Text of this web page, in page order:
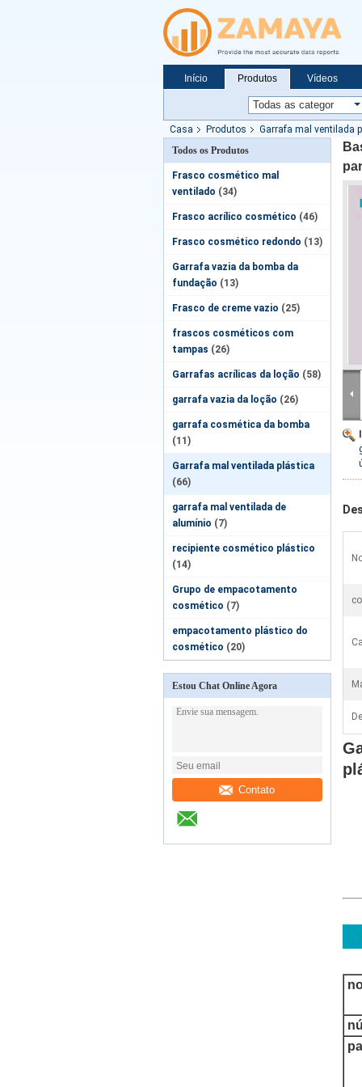
Início Produtos Vídeos
Casa
Produtos
Garrafa mal ventilada
Todos os Produtos
Frasco cosmético mal
ventilado (34)
Frasco acrílico cosmético (46)
Frasco cosmético redondo (13)
Garrafa vazia da bomba da
fundação (13)
Frasco de creme vazio (25)
frascos cosméticos com
tampas (26)
Garrafas acrílicas da loção (58)
garrafa vazia da loção (26)
garrafa cosmética da bomba
(11)
Garrafa mal ventilada plástica
(66)
garrafa mal ventilada de
alumínio (7)
recipiente cosmético plástico
(14)
Grupo de empacotamento
cosmético (7)
empacotamento plástico do
cosmético (20)
Estou Chat Online Agora
Contato